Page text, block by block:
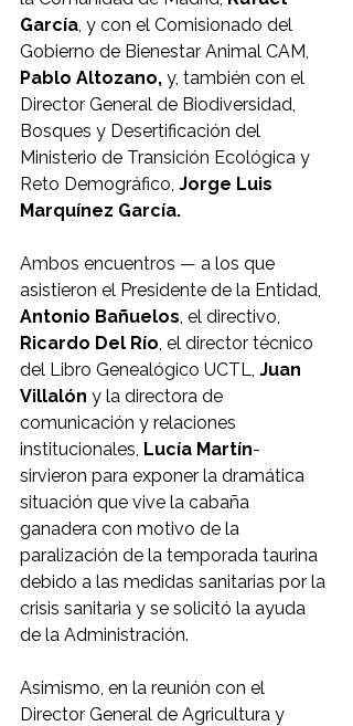
García , y con el Comisionado del
Gobierno de Bienestar Animal CAM,
Pablo Altozano, y, también con el
Director General de Biodiversidad,
Bosques y Desertificación del
Ministerio de Transición Ecológica y
Reto Demográfico, Jorge Luis
Marquínez García.
Ambos encuentros — a los que
asistieron el Presidente de la Entidad,
Antonio Bañuelos , el directivo,
Ricardo Del Río , el director técnico
del Libro Genealógico UCTL, Juan
Villalón y la directora de
comunicación y relaciones
institucionales, Lucía Martín-
sirvieron para exponer la dramática
situación que vive la cabaña
ganadera con motivo de la
paralización de la temporada taurina
debido a las medidas sanitarias por la
crisis sanitaria y se solicitó la ayuda
de la Administración.
Asimismo, en la reunión con el
Director General de Agricultura y